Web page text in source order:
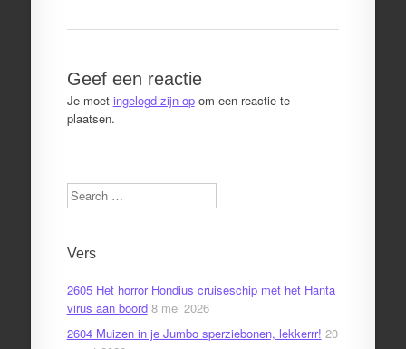
Geef een reactie
Je moet ingelogd zijn opom een reactie te
plaatsen.
Search
Vers
2605 Het horror Hondius cruiseschip met het Hanta
virus aan boord 8 mei 2026
2604 Muizen in je Jumbo sperziebonen, lekkerrr! 20